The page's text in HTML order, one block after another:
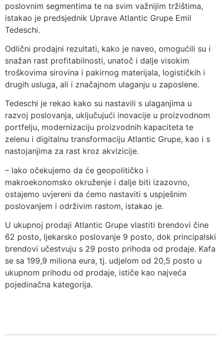
poslovnim segmentima te na svim važnijim tržištima,
istakao je predsjednik Uprave Atlantic Grupe Emil
Tedeschi.
Odlični prodajni rezultati, kako je naveo, omogućili su i
snažan rast profitabilnosti, unatoč i dalje visokim
troškovima sirovina i pakirnog materijala, logističkih i
drugih usluga, ali i značajnom ulaganju u zaposlene.
Tedeschi je rekao kako su nastavili s ulaganjima u
razvoj poslovanja, uključujući inovacije u proizvodnom
portfelju, modernizaciju proizvodnih kapaciteta te
zelenu i digitalnu transformaciju Atlantic Grupe, kao i s
nastojanjima za rast kroz akvizicije.
– Iako očekujemo da će geopolitičko i
makroekonomsko okruženje i dalje biti izazovno,
ostajemo uvjereni da ćemo nastaviti s uspješnim
poslovanjem i održivim rastom, istakao je.
U ukupnoj prodaji Atlantic Grupe vlastiti brendovi čine
62 posto, ljekarsko poslovanje 9 posto, dok principalski
brendovi učestvuju s 29 posto prihoda od prodaje. Kafa
se sa 199,9 miliona eura, tj. udjelom od 20,5 posto u
ukupnom prihodu od prodaje, ističe kao najveća
pojedinačna kategorija.